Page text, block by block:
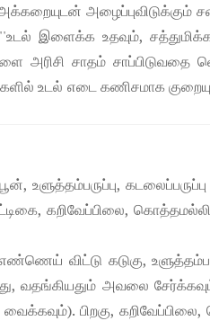
அழைப்புவிடுக்கும்
இளைக்க உதவும்,
சாதம் சாப்பிடுவதை
உடல் எடை கணிசமாக
கறிவேப்பிலை,
விட்டு கடுகு,
வதங்கியதும் அவலை
வைக்கவும்). பிறகு,